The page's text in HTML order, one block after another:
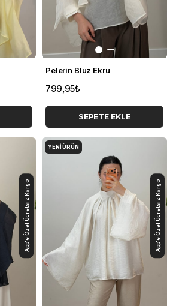
Pelerin Bluz Ekru
799,95₺
SEPETE EKLE
App'e Özel Ücretsiz Kargo
YENI ÜRÜN
App'e Özel Ücretsiz Kargo